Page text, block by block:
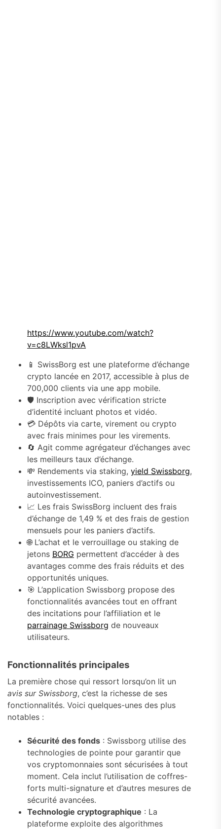
https://www.youtube.com/watch?
v=c8LWksl1pvA
📱 SwissBorg est une plateforme d’échange
crypto lancée en 2017, accessible à plus de
700,000 clients via une app mobile.
🛡️ Inscription avec vérification stricte
d’identité incluant photos et vidéo.
💳 Dépôts via carte, virement ou crypto
avec frais minimes pour les virements.
🔄 Agit comme agrégateur d’échanges avec
les meilleurs taux d’échange.
💸 Rendements via staking, yield Swissborg,
investissements ICO, paniers d’actifs ou
autoinvestissement.
📈 Les frais SwissBorg incluent des frais
d’échange de 1,49 % et des frais de gestion
mensuels pour les paniers d’actifs.
🌐 L’achat et le verrouillage ou staking de
jetons BORG permettent d’accéder à des
avantages comme des frais réduits et des
opportunités uniques.
🎯 L’application Swissborg propose des
fonctionnalités avancées tout en offrant
des incitations pour l’affiliation et le
parrainage Swissborg de nouveaux
utilisateurs.
Fonctionnalités principales
La première chose qui ressort lorsqu’on lit un
avis sur Swissborg, c’est la richesse de ses
fonctionnalités. Voici quelques-unes des plus
notables :
Sécurité des fonds : Swissborg utilise des
technologies de pointe pour garantir que
vos cryptomonnaies sont sécurisées à tout
moment. Cela inclut l’utilisation de coffres-
forts multi-signature et d’autres mesures de
sécurité avancées.
Technologie cryptographique : La
plateforme exploite des algorithmes